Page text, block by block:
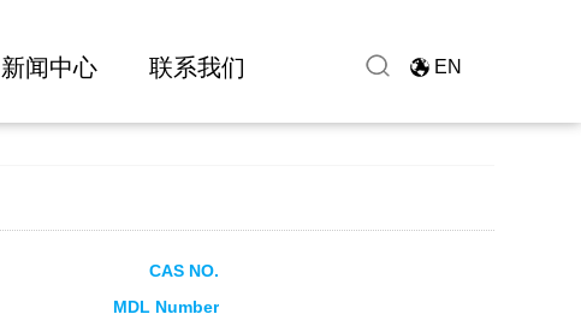
新闻中心 联系我们 EN
CAS NO.
MDL Number